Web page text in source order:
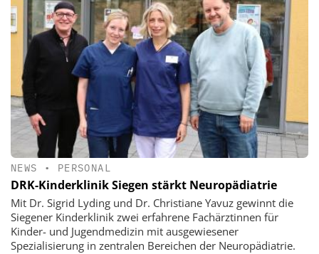
NEWS • PERSONAL
DRK-Kinderklinik Siegen stärkt Neuropädiatrie
Mit Dr. Sigrid Lyding und Dr. Christiane Yavuz gewinnt die
Siegener Kinderklinik zwei erfahrene Fachärztinnen für
Kinder- und Jugendmedizin mit ausgewiesener
Spezialisierung in zentralen Bereichen der Neuropädiatrie.